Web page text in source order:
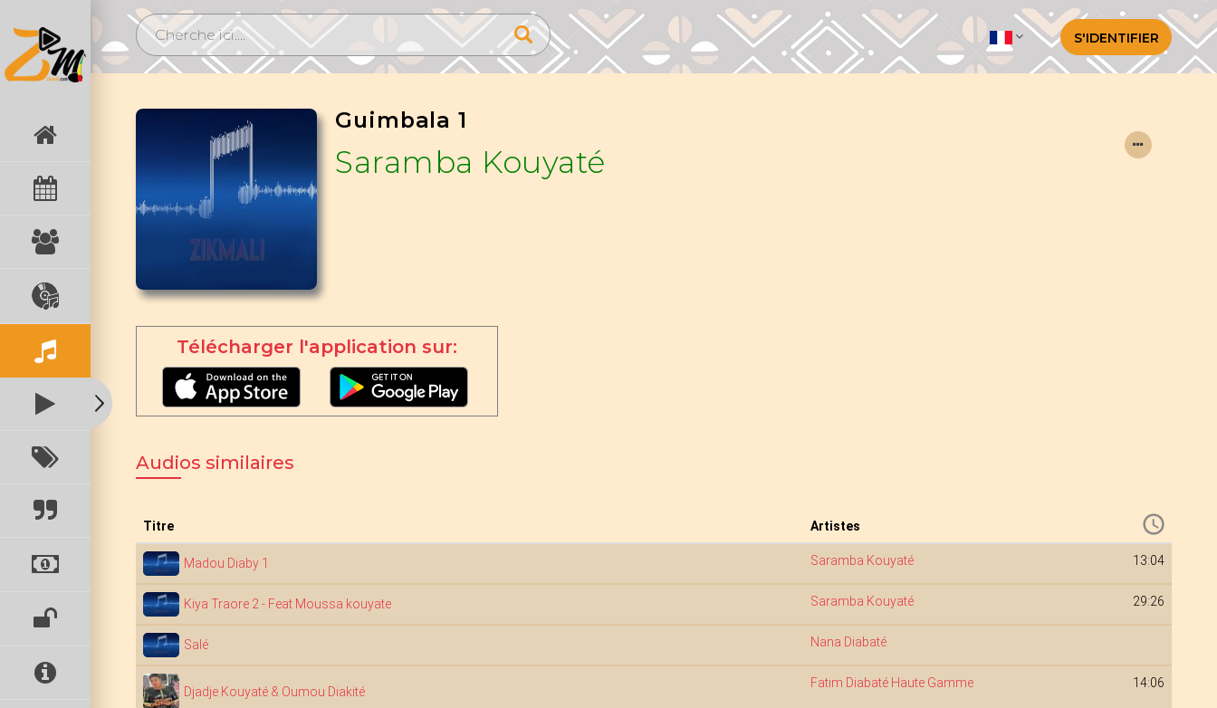
S'IDENTIFIER
Guimbala 1
Saramba Kouyaté
Télécharger l'application sur:
Audios similaires
Titre Artistes
Madou Diaby 1 Saramba Kouyaté 13:04
Kiya Traore 2 - Feat Moussa kouyate Saramba Kouyaté 29:26
Salé Nana Diabaté
Djadje Kouyaté & Oumou Diakité
Fatim Diabaté Haute Gamme 14:06